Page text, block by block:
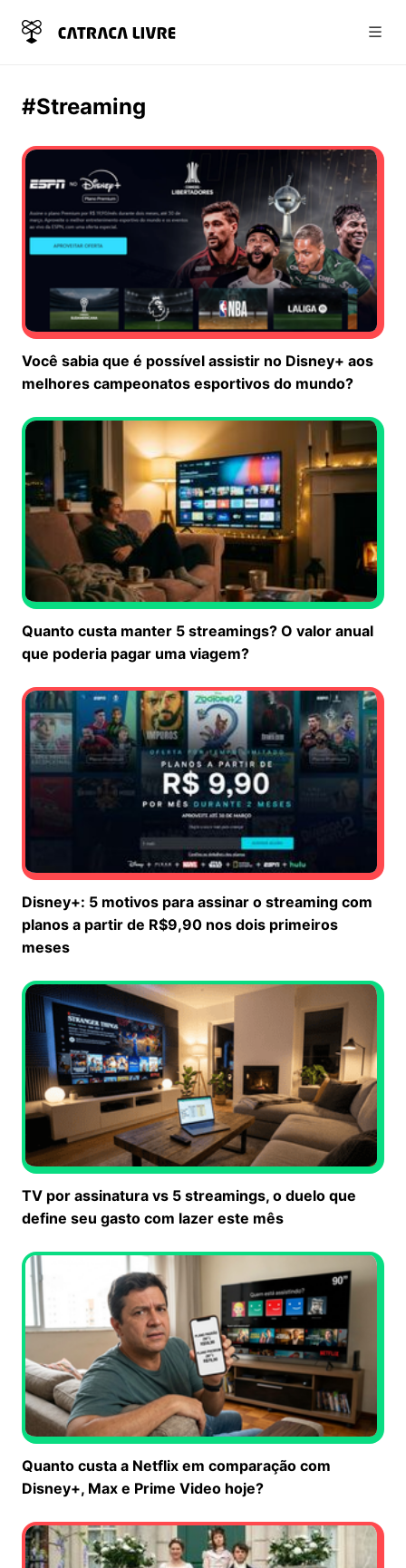
#Streaming
Você sabia que é possível assistir no Disney+ aos
melhores campeonatos esportivos do mundo?
Quanto custa manter 5 streamings? O valor anual
que poderia pagar uma viagem?
Disney+: 5 motivos para assinar o streaming com
planos a partir de R$9,90 nos dois primeiros
meses
TV por assinatura vs 5 streamings, o duelo que
define seu gasto com lazer este mês
Quanto custa a Netflix em comparação com
Disney+, Max e Prime Video hoje?